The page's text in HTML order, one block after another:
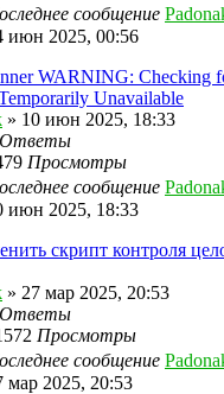
сообщение
июн 2025, 00:56
WARNING: Checking
Unavailable
» 10 июн 2025, 18:33
Ответы
Просмотры
сообщение
июн 2025, 18:33
скрипт контроля
» 27 мар 2025, 20:53
Ответы
Просмотры
сообщение
мар 2025, 20:53